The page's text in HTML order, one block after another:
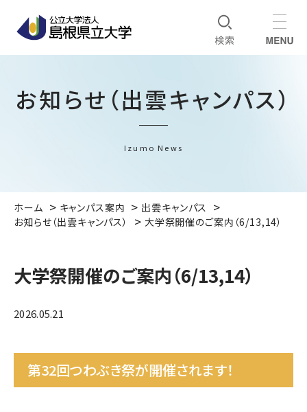
お知らせ（出雲キャンパス）
Izumo News
ホーム キャンパス案内
出雲キャンパス
お知らせ（出雲キャンパス）
大学祭開催のご案内（6/13,14）
大学祭開催のご案内（6/13,14）
2026.05.21
第32回つわぶき祭が開催されます！